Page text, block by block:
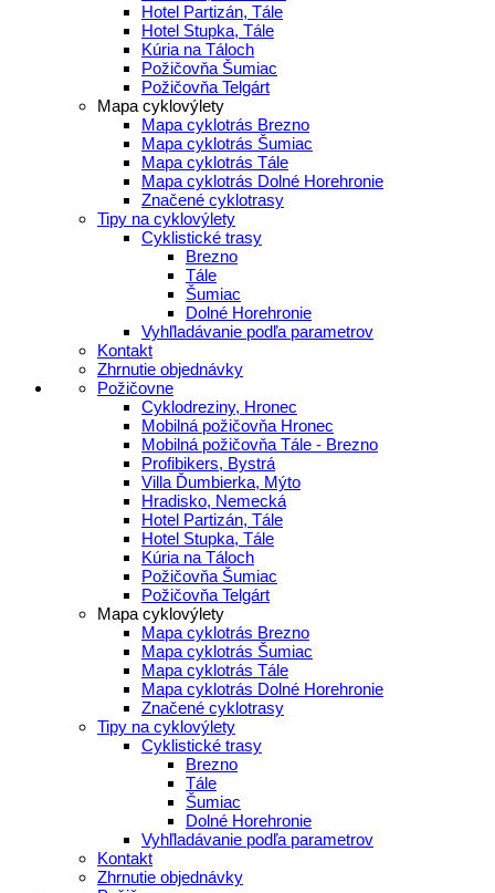
Hotel Partizán, Tále
Hotel Stupka, Tále
Kúria na Táloch
Požičovňa Šumiac
Požičovňa Telgárt
Mapa cyklovýlety
Mapa cyklotrás Brezno
Mapa cyklotrás Šumiac
Mapa cyklotrás Tále
Mapa cyklotrás Dolné Horehronie
Značené cyklotrasy
Tipy na cyklovýlety
Cyklistické trasy
Brezno
Tále
Šumiac
Dolné Horehronie
Vyhľladávanie podľa parametrov
Kontakt
Zhrnutie objednávky
Požičovne
Cyklodreziny, Hronec
Mobilná požičovňa Hronec
Mobilná požičovňa Tále - Brezno
Profibikers, Bystrá
Villa Ďumbierka, Mýto
Hradisko, Nemecká
Hotel Partizán, Tále
Hotel Stupka, Tále
Kúria na Táloch
Požičovňa Šumiac
Požičovňa Telgárt
Mapa cyklovýlety
Mapa cyklotrás Brezno
Mapa cyklotrás Šumiac
Mapa cyklotrás Tále
Mapa cyklotrás Dolné Horehronie
Značené cyklotrasy
Tipy na cyklovýlety
Cyklistické trasy
Brezno
Tále
Šumiac
Dolné Horehronie
Vyhľladávanie podľa parametrov
Kontakt
Zhrnutie objednávky